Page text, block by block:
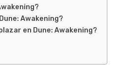
Awakening?
en Dune: Awakening?